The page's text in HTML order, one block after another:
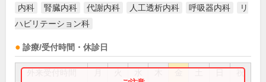
内科 腎臓内科 代謝内科 人工透析内科 呼吸器内科
リ
ハビリテーション科
診療/受付時間・休診日
祝